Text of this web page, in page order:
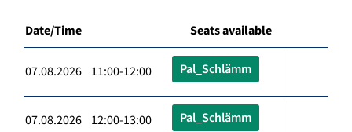
Date/Time Seats available
07.08.2026 11:00-12:00 Pal_Schlämm
07.08.2026 12:00-13:00 Pal_Schlämm